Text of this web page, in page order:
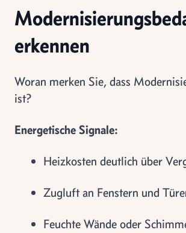
erkennen
Woran merken Sie, dass
ist?
Energetische Signale:
Heizkosten deutlich über
Zugluft an Fenstern und
Feuchte Wände oder